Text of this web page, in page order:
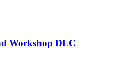
Workshop DLC